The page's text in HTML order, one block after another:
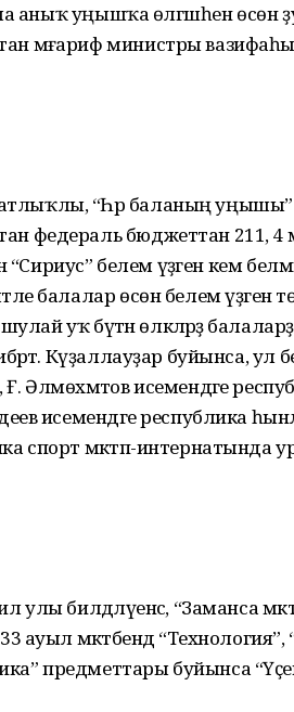
аныҡ уңышҡа өлгәшһен
мәғариф министры
“Һәр баланың
федераль бюджеттан 211, 4
“Сириус” белем үҙәген кем
балалар өсөн белем үҙәген
шулай уҡ бүтән өлкәләрҙә
Күҙаллауҙар буйынса,
Әлмөхәмәтов исемендәге
исемендәге республика
спорт мәктәп-интернатында
улы билдәлә­үенсә, “Заманса
ауыл мәктәбендә
предметтары буйынса